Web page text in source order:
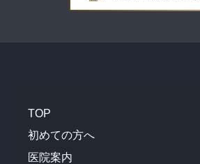
TOP
初めての方へ
医院案内